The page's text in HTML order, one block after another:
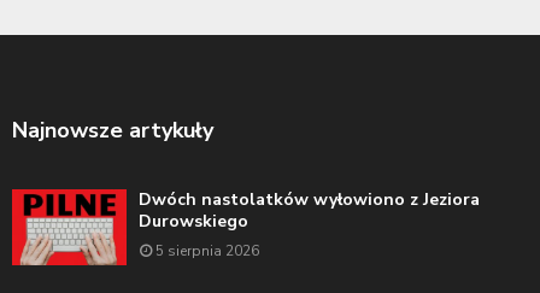
Najnowsze artykuły
Dwóch nastolatków wyłowiono z Jeziora
Durowskiego
5 sierpnia 2026